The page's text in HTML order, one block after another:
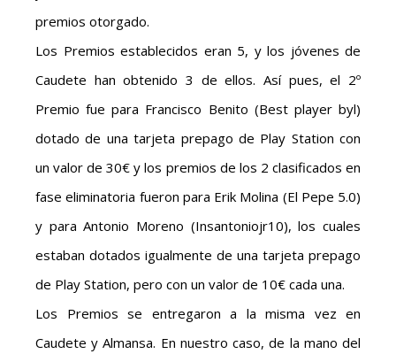
premios otorgado.
Los Premios establecidos eran 5, y los jóvenes de
Caudete han obtenido 3 de ellos. Así pues, el 2º
Premio fue para Francisco Benito (Best player byl)
dotado de una tarjeta prepago de Play Station con
un valor de 30€ y los premios de los 2 clasificados en
fase eliminatoria fueron para Erik Molina (El Pepe 5.0)
y para Antonio Moreno (Insantoniojr10), los cuales
estaban dotados igualmente de una tarjeta prepago
de Play Station, pero con un valor de 10€ cada una.
Los Premios se entregaron a la misma vez en
Caudete y Almansa. En nuestro caso, de la mano del